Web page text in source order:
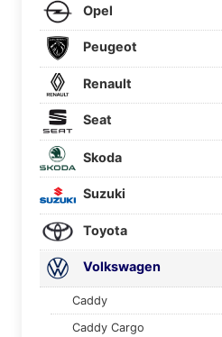
Opel
Peugeot
Renault
Seat
Skoda
Suzuki
Toyota
Volkswagen
Caddy
Caddy Cargo